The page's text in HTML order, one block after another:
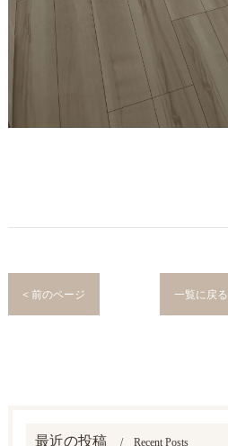
< 前のページ 一覧に戻る
最近の投稿 Recent Posts